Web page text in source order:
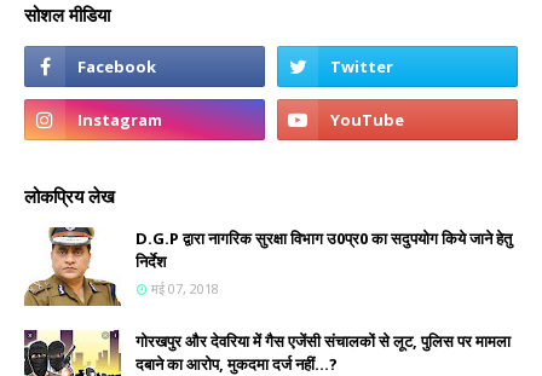
सोशल मीडिया
लोकप्रिय लेख
D.G.P द्वारा नागरिक सुरक्षा विभाग उ0प्र0 का सदुपयोग किये जाने हेतु
निर्देश
मई 07, 2018
गोरखपुर और देवरिया में गैस एजेंसी संचालकों से लूट, पुलिस पर मामला
दबाने का आरोप, मुकदमा दर्ज नहीं...?